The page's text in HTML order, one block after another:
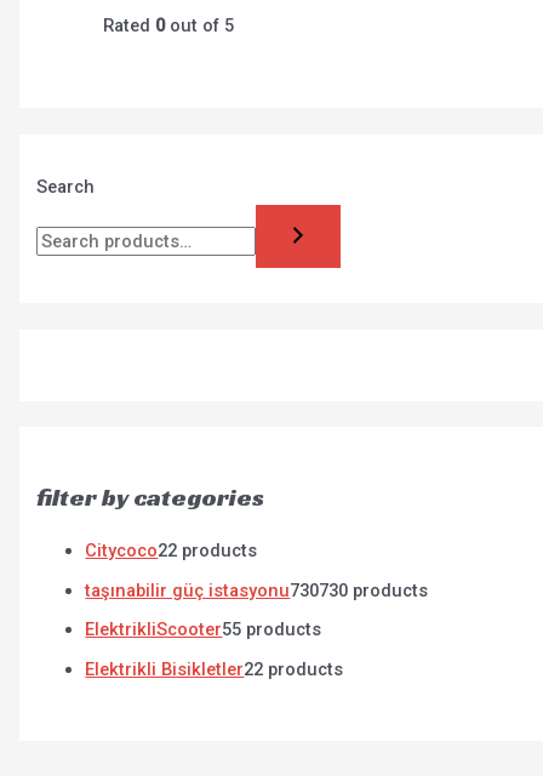
Search
filter by categories
Citycoco22 products
taşınabilir güç istasyonu730730 products
ElektrikliScooter55 products
Elektrikli Bisikletler22 products
Rated 0out of 5